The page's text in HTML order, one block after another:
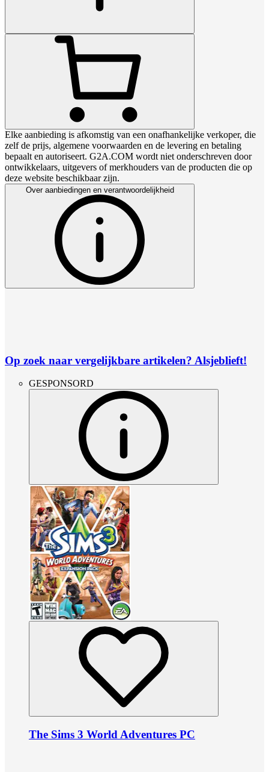
Elke aanbieding is afkomstig van een onafhankelijke verkoper, die
zelf de prijs, algemene voorwaarden en de levering en betaling
bepaalt en autoriseert. G2A.COM wordt niet onderschreven door
ontwikkelaars, uitgevers of merkhouders van de producten die op
deze website beschikbaar zijn.
Over aanbiedingen en verantwoordelijkheid
Op zoek naar vergelijkbare artikelen? Alsjeblieft!
GESPONSORD
The Sims 3 World Adventures PC